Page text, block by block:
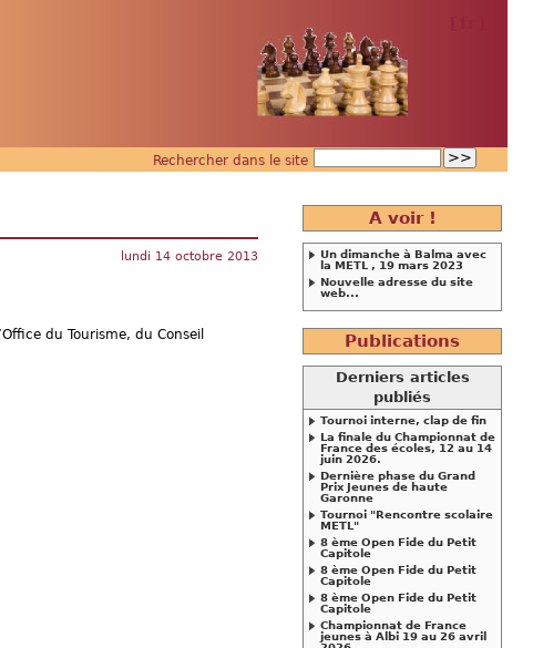
Rechercher dans le site
lundi 14 octobre 2013
du Tourisme, du Conseil
A voir !
Un dimanche à Balma avec
la METL , 19 mars 2023
Nouvelle adresse du site
web...
Publications
Derniers articles
publiés
Tournoi interne, clap de fin
La finale du Championnat de
France des écoles, 12 au 14
juin 2026.
Dernière phase du Grand
Prix Jeunes de haute
Garonne
Tournoi "Rencontre scolaire
METL"
8 ème Open Fide du Petit
Capitole
8 ème Open Fide du Petit
Capitole
8 ème Open Fide du Petit
Capitole
Championnat de France
jeunes à Albi 19 au 26 avril